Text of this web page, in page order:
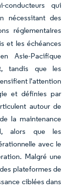
qui
nécessitant des
réglementaires
et les échéances
Asie-Pacifique
tandis que les
l'attention
et définies par
autour de
la maintenance
alors que les
avec le
Malgré une
plateformes de
ciblées dans